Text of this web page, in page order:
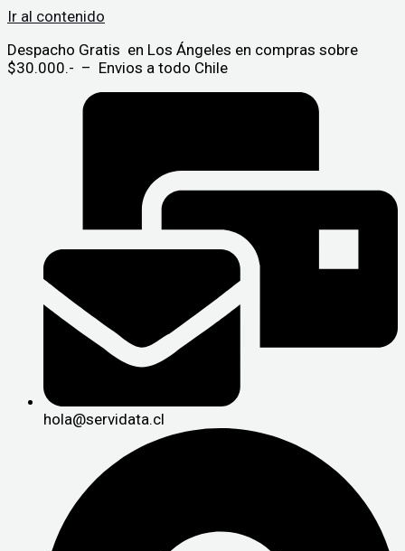
Ir al contenido
Despacho Gratis en Los Ángeles en compras sobre
$30.000.- – Envios a todo Chile
hola@servidata.cl